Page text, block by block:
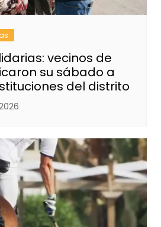
vecinos de
su sábado a
del distrito